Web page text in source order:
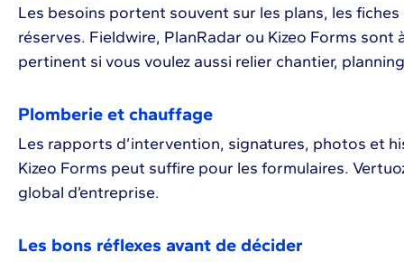
Les besoins portent souvent sur les plans, les
réserves. Fieldwire, PlanRadar ou Kizeo Forms sont
pertinent si vous voulez aussi relier chantier,
Plomberie et chauffage
Les rapports d’intervention, signatures, photos et
Kizeo Forms peut suffire pour les formulaires.
global d’entreprise.
Les bons réflexes avant de décider